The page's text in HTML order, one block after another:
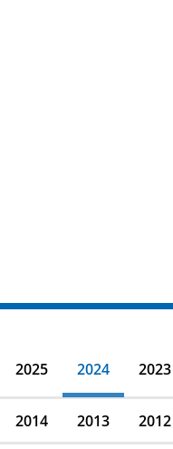
2025 2024 2023
2014 2013 2012